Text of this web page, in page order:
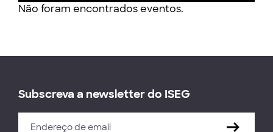
Não foram encontrados eventos.
Subscreva a newsletter do ISEG